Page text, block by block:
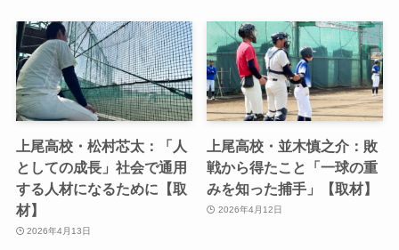
上尾高校・松村芯太：「人
としての成長」社会で通用
する人材になるために【取
材】
2026年4月13日
上尾高校・並木慎之介：敗
戦から得たこと「一球の重
みを知った捕手」【取材】
2026年4月12日